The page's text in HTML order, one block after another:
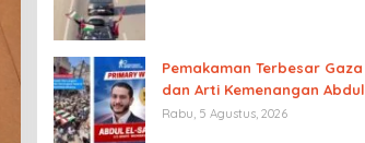
Pemakaman Terbesar Gaza
dan Arti Kemenangan Abdul
El-Sayed
Rabu, 5 Agustus, 2026